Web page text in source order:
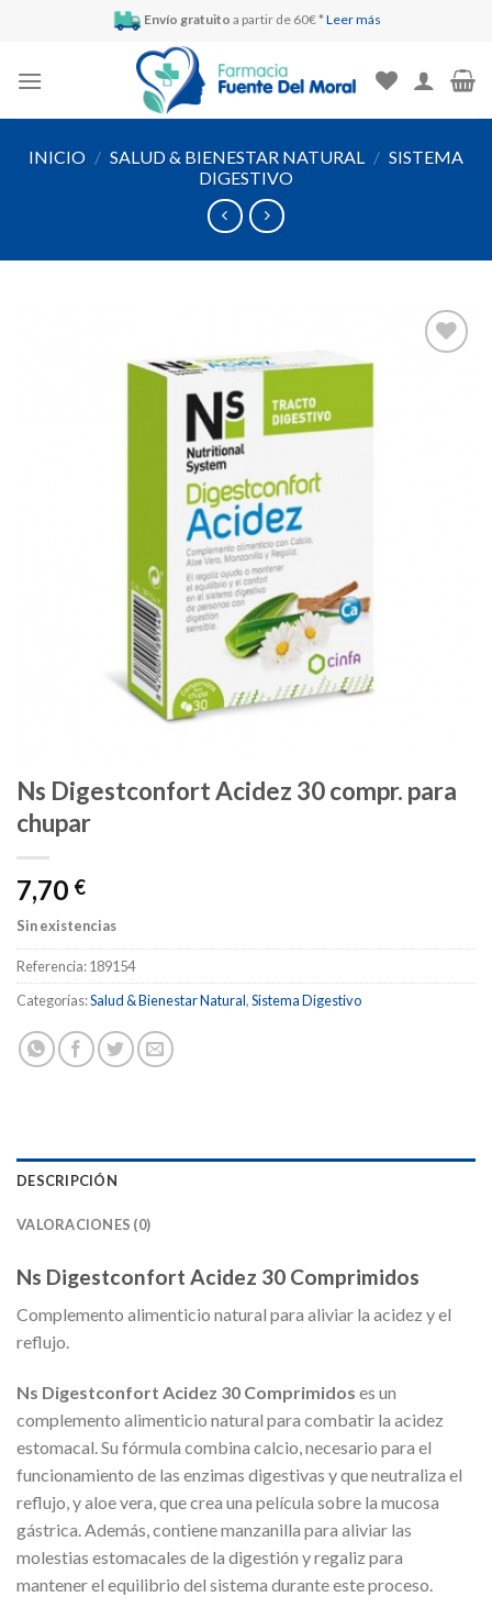
Envío gratuito a partir de 60€ * Leer más
INICIO / SALUD & BIENESTAR NATURAL / SISTEMA
DIGESTIVO
Ns Digestconfort Acidez 30 compr. para
chupar
7,70 €
Sin existencias
Referencia:189154
Categorías:Salud & Bienestar Natural,Sistema Digestivo
DESCRIPCIÓN
VALORACIONES (0)
Ns Digestconfort Acidez 30 Comprimidos
Complemento alimenticio natural para aliviar la acidez y el
reflujo.
Ns Digestconfort Acidez 30 Comprimidos es un
complemento alimenticio natural para combatir la acidez
estomacal. Su fórmula combina calcio, necesario para el
funcionamiento de las enzimas digestivas y que neutraliza el
reflujo, y aloe vera, que crea una película sobre la mucosa
gástrica. Además, contiene manzanilla para aliviar las
molestias estomacales de la digestión y regaliz para
mantener el equilibrio del sistema durante este proceso.